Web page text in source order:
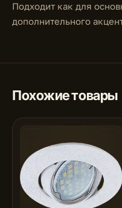
Подходит как для
дополнительного
Похожие товары